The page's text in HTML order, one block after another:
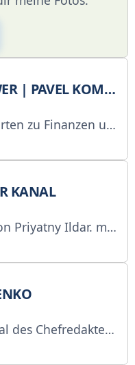
KOMAROVSKY
@Pavel_Komarovskiy RKN: https://knd.gov.ru/license?id=675474f946efdb335e2f381f®istryType=bloggersPermission
KANAL
– Fragen zu Merchandise. Registrieren Sie sich in der Liste der Social-Media-Seiteninhaber: https://goo.su/xBnYQB6
oborona.ru https://gosuslugi.ru/snet/679c60be05159e2a5cf5e29c